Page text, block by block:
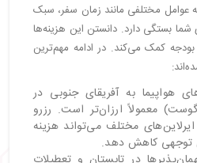
عوامل مختلفی مانند زمان سفر، سبک
بستگی دارد. دانستن این هزینه‌ها
بودجه کمک می‌کند. در ادامه مهم‌ترین
هواپیما به آفریقای جنوبی در
معمولاً ارزان‌تر است. رزرو
مختلف می‌تواند هزینه
توجهی کاهش دهد.